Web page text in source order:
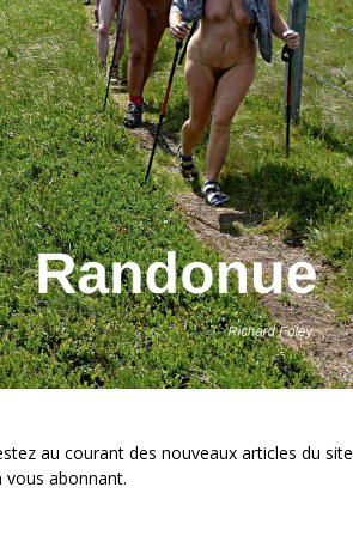
au courant des nouveaux articles du site
vous abonnant.